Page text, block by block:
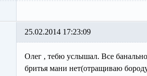
25.02.2014 17:23:09
Олег , тебю услышал. Все
бритья мани нет(отращиваю